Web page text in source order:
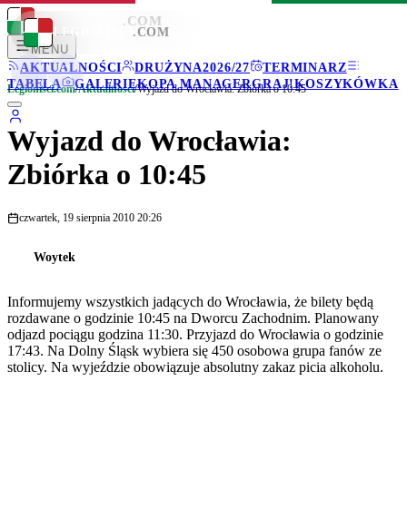
LEGIONISCI .COM
MENU
AKTUALNOŚCI
DRUŻYNA2026/27
TERMINARZ
TABELA
GALERIEKOPA MANAGERGRAJ!KOSZYKÓWKA
LEGIONISCI .COM
Legionisci.com/Aktualności/Wyjazd do Wrocławia: Zbiórka o 10:45
Wyjazd do Wrocławia:
Zbiórka o 10:45
czwartek, 19 sierpnia 2010 20:26
Woytek
Informujemy wszystkich jadących do Wrocławia, że bilety będą
rozdawane o godzinie 10:45 na Dworcu Zachodnim. Planowany
odjazd pociągu godzina 11:30. Przyjazd do Wrocławia o godzinie
17:43. Na Dolny Śląsk wybiera się 450 osobowa grupa fanów ze
stolicy. Na wyjeździe obowiązuje absolutny zakaz picia alkoholu.